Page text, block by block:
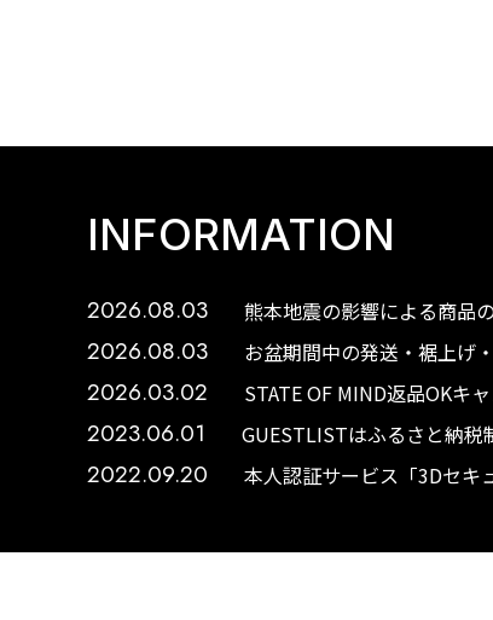
INFORMATION
2026.08.03 熊本地震の影響による商品
2026.08.03 お盆期間中の発送・裾上げ
2026.03.02 STATE OF MIND返品OKキ
2023.06.01 GUESTLISTはふるさと納税
2022.09.20 本人認証サービス「3Dセキ